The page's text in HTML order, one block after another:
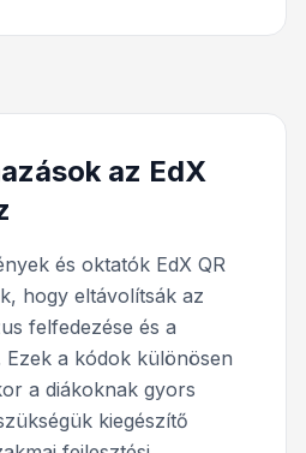
az EdX
és oktatók EdX QR
hogy eltávolítsák az
felfedezése és a
a kódok különösen
a diákoknak gyors
kiegészítő